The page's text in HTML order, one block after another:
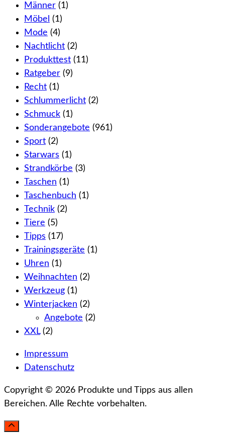
Männer (1)
Möbel (1)
Mode (4)
Nachtlicht (2)
Produkttest (11)
Ratgeber (9)
Recht (1)
Schlummerlicht (2)
Schmuck (1)
Sonderangebote (961)
Sport (2)
Starwars (1)
Strandkörbe (3)
Taschen (1)
Taschenbuch (1)
Technik (2)
Tiere (5)
Tipps (17)
Trainingsgeräte (1)
Uhren (1)
Weihnachten (2)
Werkzeug (1)
Winterjacken (2)
Angebote (2)
XXL(2)
Impressum
Datenschutz
Copyright © 2026 Produkte und Tipps aus allen
Bereichen. Alle Rechte vorbehalten.